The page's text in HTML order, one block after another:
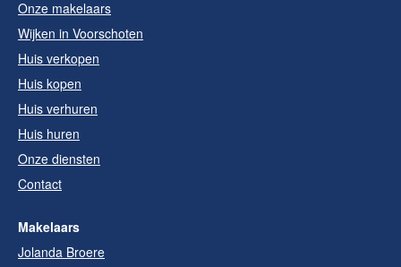
Onze makelaars
Wijken in Voorschoten
Huis verkopen
Huis kopen
Huis verhuren
Huis huren
Onze diensten
Contact
Makelaars
Jolanda Broere